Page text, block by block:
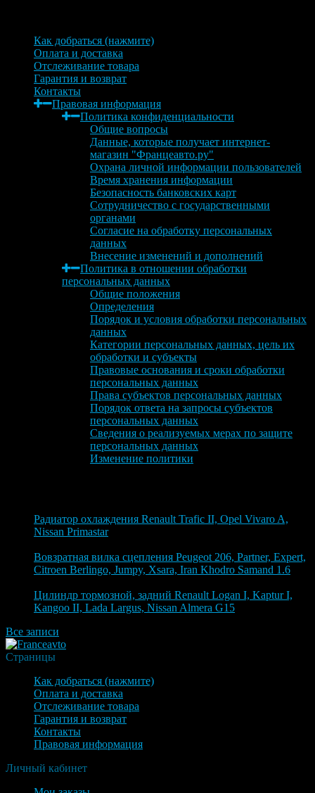
Как добраться (нажмите)
Оплата и доставка
Отслеживание товара
Гарантия и возврат
Контакты
Правовая информация
Политика конфиденциальности
Общие вопросы
Данные, которые получает интернет-
магазин "Францеавто.ру"
Охрана личной информации пользователей
Время хранения информации
Безопасность банковских карт
Сотрудничество с государственными
органами
Согласие на обработку персональных
данных
Внесение изменений и дополнений
Политика в отношении обработки
персональных данных
Общие положения
Определения
Порядок и условия обработки персональных
данных
Категории персональных данных, цель их
обработки и субъекты
Правовые основания и сроки обработки
персональных данных
Права субъектов персональных данных
Порядок ответа на запросы субъектов
персональных данных
Сведения о реализуемых мерах по защите
персональных данных
Изменение политики
Радиатор охлаждения Renault Trafic II, Opel Vivaro A,
Nissan Primastar
Вовзратная вилка сцепления Peugeot 206, Partner, Expert,
Citroen Berlingo, Jumpy, Xsara, Iran Khodro Samand 1.6
Цилиндр тормозной, задний Renault Logan I, Kaptur I,
Kangoo II, Lada Largus, Nissan Almera G15
Все записи
Страницы
Как добраться (нажмите)
Оплата и доставка
Отслеживание товара
Гарантия и возврат
Контакты
Правовая информация
Личный кабинет